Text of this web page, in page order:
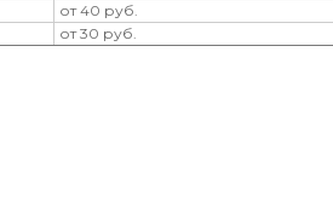
от 40 руб.
от 30 руб.